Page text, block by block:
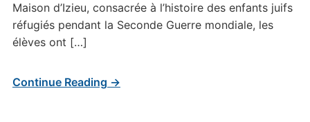
Maison d’Izieu, consacrée à l’histoire des enfants juifs
réfugiés pendant la Seconde Guerre mondiale, les
élèves ont […]
Continue Reading →